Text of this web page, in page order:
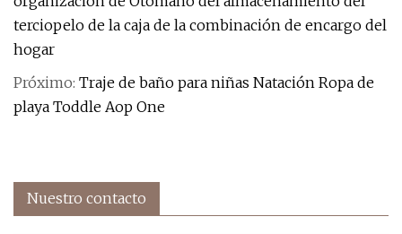
terciopelo de la caja de la combinación de encargo del
hogar
Próximo: Traje de baño para niñas Natación Ropa de
playa Toddle Aop One
Nuestro contacto